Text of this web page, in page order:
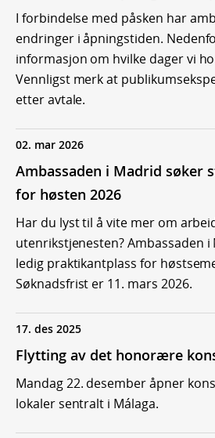
I forbindelse med påsken har
endringer i åpningstiden.
informasjon om hvilke dager vi
Vennligst merk at
etter avtale.
02. mar 2026
Ambassaden i Madrid søker
for høsten 2026
Har du lyst til å vite mer om
utenrikstjenesten? Ambassaden
ledig praktikantplass for
Søknadsfrist er 11. mars 2026.
17. des 2025
Flytting av det honorære
Mandag 22. desember åpner
lokaler sentralt i Málaga.